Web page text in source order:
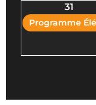
31
Programme